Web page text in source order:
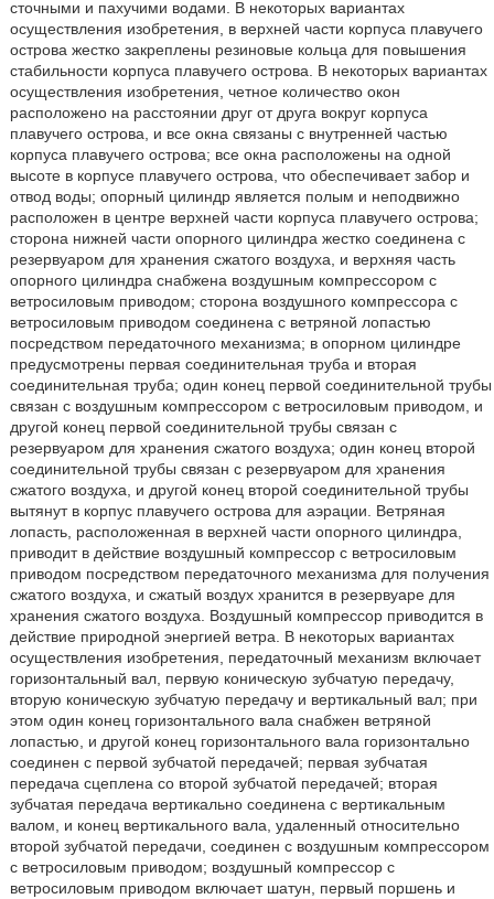
сточными и пахучими водами. В некоторых вариантах
осуществления изобретения, в верхней части корпуса плавучего
острова жестко закреплены резиновые кольца для повышения
стабильности корпуса плавучего острова. В некоторых вариантах
осуществления изобретения, четное количество окон
расположено на расстоянии друг от друга вокруг корпуса
плавучего острова, и все окна связаны с внутренней частью
корпуса плавучего острова; все окна расположены на одной
высоте в корпусе плавучего острова, что обеспечивает забор и
отвод воды; опорный цилиндр является полым и неподвижно
расположен в центре верхней части корпуса плавучего острова;
сторона нижней части опорного цилиндра жестко соединена с
резервуаром для хранения сжатого воздуха, и верхняя часть
опорного цилиндра снабжена воздушным компрессором с
ветросиловым приводом; сторона воздушного компрессора с
ветросиловым приводом соединена с ветряной лопастью
посредством передаточного механизма; в опорном цилиндре
предусмотрены первая соединительная труба и вторая
соединительная труба; один конец первой соединительной трубы
связан с воздушным компрессором с ветросиловым приводом, и
другой конец первой соединительной трубы связан с
резервуаром для хранения сжатого воздуха; один конец второй
соединительной трубы связан с резервуаром для хранения
сжатого воздуха, и другой конец второй соединительной трубы
вытянут в корпус плавучего острова для аэрации. Ветряная
лопасть, расположенная в верхней части опорного цилиндра,
приводит в действие воздушный компрессор с ветросиловым
приводом посредством передаточного механизма для получения
сжатого воздуха, и сжатый воздух хранится в резервуаре для
хранения сжатого воздуха. Воздушный компрессор приводится в
действие природной энергией ветра. В некоторых вариантах
осуществления изобретения, передаточный механизм включает
горизонтальный вал, первую коническую зубчатую передачу,
вторую коническую зубчатую передачу и вертикальный вал; при
этом один конец горизонтального вала снабжен ветряной
лопастью, и другой конец горизонтального вала горизонтально
соединен с первой зубчатой передачей; первая зубчатая
передача сцеплена со второй зубчатой передачей; вторая
зубчатая передача вертикально соединена с вертикальным
валом, и конец вертикального вала, удаленный относительно
второй зубчатой передачи, соединен с воздушным компрессором
с ветросиловым приводом; воздушный компрессор с
ветросиловым приводом включает шатун, первый поршень и